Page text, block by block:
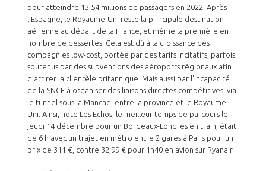
pour atteindre 13,54 millions de passagers en 2022. Après
l'Espagne, le Royaume-Uni reste la principale destination
aérienne au départ de la France, et même la première en
nombre de dessertes. Cela est dû à la croissance des
compagnies low-cost, portée par des tarifs incitatifs, parfois
soutenus par des subventions des aéroports régionaux afin
d'attirer la clientèle britannique. Mais aussi par l'incapacité
de la SNCF à organiser des liaisons directes compétitives, via
le tunnel sous la Manche, entre la province et le Royaume-
Uni. Ainsi, note Les Echos, le meilleur temps de parcours le
jeudi 14 décembre pour un Bordeaux-Londres en train, était
de 6 h avec un trajet en métro entre 2 gares à Paris pour un
prix de 311 €, contre 32,99 € pour 1h40 en avion sur Ryanair.